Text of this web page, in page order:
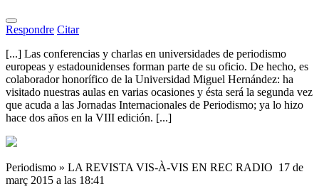
Respondre Citar
[...] Las conferencias y charlas en universidades de periodismo
europeas y estadounidenses forman parte de su oficio. De hecho, es
colaborador honorífico de la Universidad Miguel Hernández: ha
visitado nuestras aulas en varias ocasiones y ésta será la segunda vez
que acuda a las Jornadas Internacionales de Periodismo; ya lo hizo
hace dos años en la VIII edición. [...]
Periodismo » LA REVISTA VIS-À-VIS EN REC RADIO 17 de
març 2015 a las 18:41